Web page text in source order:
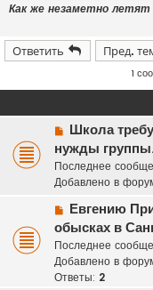
Как же незаметно
Ответить Пред.
1
Н
о
в
о
о
о
б
щ
Школа
нужды
Последнее
Добавлено в
Н
о
о
Евгению
обысках в
Последнее
Добавлено в
Ответы: 2